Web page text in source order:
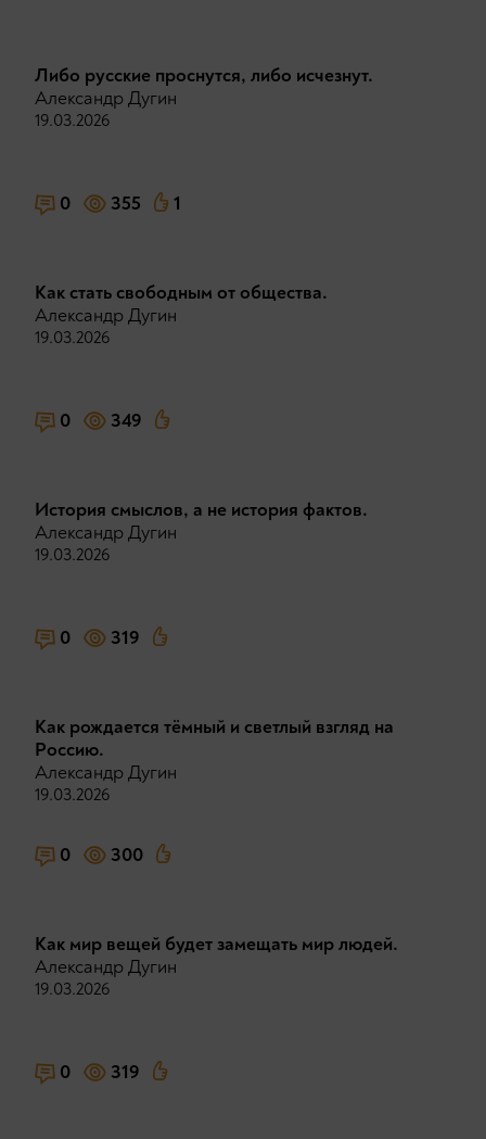
Либо русские проснутся, либо исчезнут.
Александр Дугин
19.03.2026
0 355 1
Как стать свободным от общества.
Александр Дугин
19.03.2026
0 349
История смыслов, а не история фактов.
Александр Дугин
19.03.2026
0 319
Как рождается тёмный и светлый взгляд на
Россию.
Александр Дугин
19.03.2026
0 300
Как мир вещей будет замещать мир людей.
Александр Дугин
19.03.2026
0 319